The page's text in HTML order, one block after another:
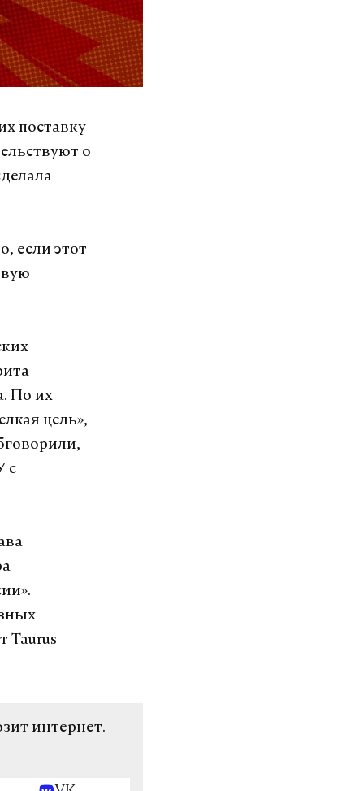
поставку
о
если этот
По их
цель»,
с
Taurus
интернет.